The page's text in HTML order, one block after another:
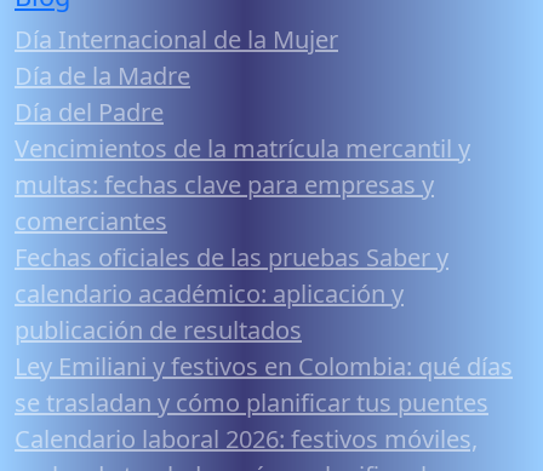
Día Internacional de la Mujer
Día de la Madre
Día del Padre
Vencimientos de la matrícula mercantil y
multas: fechas clave para empresas y
comerciantes
Fechas oficiales de las pruebas Saber y
calendario académico: aplicación y
publicación de resultados
Ley Emiliani y festivos en Colombia: qué días
se trasladan y cómo planificar tus puentes
Calendario laboral 2026: festivos móviles,